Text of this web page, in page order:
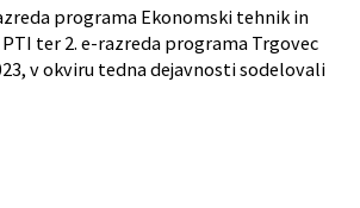
programa Ekonomski tehnik in
ter 2. e-razreda programa Trgovec
v okviru tedna dejavnosti sodelovali